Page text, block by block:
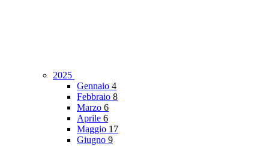
2025
Gennaio 4
Febbraio 8
Marzo 6
Aprile 6
Maggio 17
Giugno 9